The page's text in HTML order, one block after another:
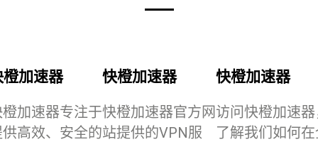
橙加速器
加速器专注于
高效、安全的
快橙加速器
快橙加速器官方网
站提供的VPN服
快橙加速器
访问快橙加速
了解我们如何